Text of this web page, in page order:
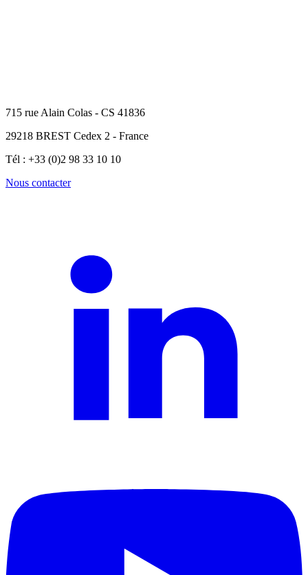
715 rue Alain Colas - CS 41836
29218 BREST Cedex 2 - France
Tél : +33 (0)2 98 33 10 10
Nous contacter